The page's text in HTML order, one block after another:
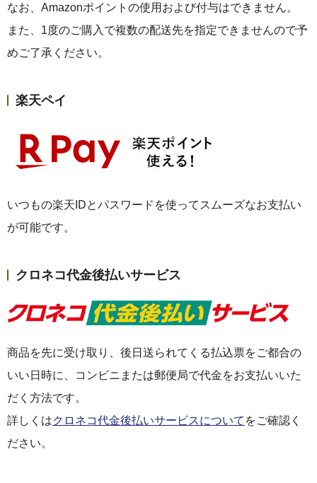
なお、Amazonポイントの使用および付与はできません。
また、1度のご購入で複数の配送先を指定できませんので予
めご了承ください。
楽天ペイ
いつもの楽天IDとパスワードを使ってスムーズなお支払い
が可能です。
クロネコ代金後払いサービス
商品を先に受け取り、後日送られてくる払込票をご都合の
いい日時に、コンビニまたは郵便局で代金をお支払いいた
だく方法です。
詳しくはクロネコ代金後払いサービスについて をご確認く
ださい。